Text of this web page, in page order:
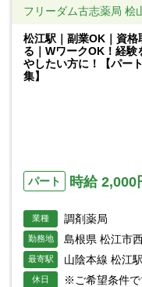
フリーダム古志薬局 桧
松江駅｜副業OK｜資格
る｜WワークOK！経験
やしたい方に！【パー
集】
パート 時給 2,000
業種 調剤薬局
勤務地 島根県 松江市
最寄駅 山陰本線 松江駅
休日 ※ご希望条件で